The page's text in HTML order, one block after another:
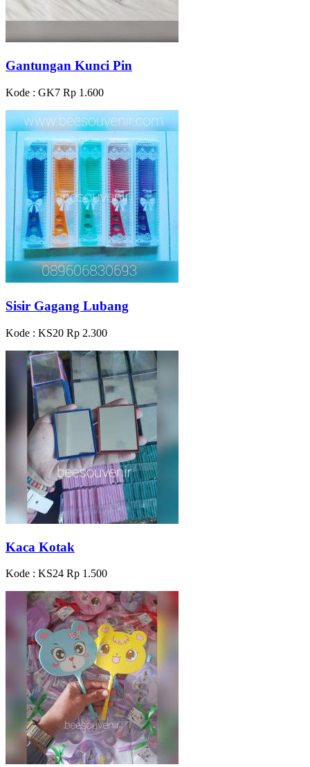
Gantungan Kunci Pin
Kode : GK7 Rp 1.600
Sisir Gagang Lubang
Kode : KS20 Rp 2.300
Kaca Kotak
Kode : KS24 Rp 1.500